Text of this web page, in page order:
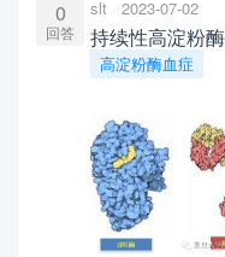
0
回答
slt 2023-07-02
持续性高淀粉
高淀粉酶血症